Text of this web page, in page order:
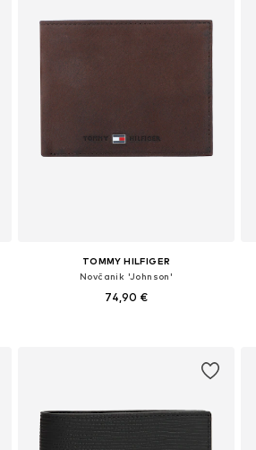
TOMMY HILFIGER
Novčanik 'Johnson'
74,90 €